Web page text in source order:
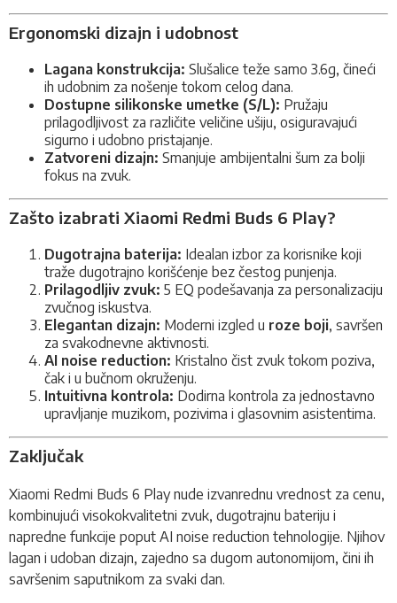
Ergonomski dizajn i udobnost
Lagana konstrukcija: Slušalice teže samo 3.6g, čineći
ih udobnim za nošenje tokom celog dana.
Dostupne silikonske umetke (S/L): Pružaju
prilagodljivost za različite veličine ušiju, osiguravajući
sigurno i udobno pristajanje.
Zatvoreni dizajn: Smanjuje ambijentalni šum za bolji
fokus na zvuk.
Zašto izabrati Xiaomi Redmi Buds 6 Play?
Dugotrajna baterija: Idealan izbor za korisnike koji
traže dugotrajno korišćenje bez čestog punjenja.
Prilagodljiv zvuk: 5 EQ podešavanja za personalizaciju
zvučnog iskustva.
Elegantan dizajn: Moderni izgled u roze boji, savršen
za svakodnevne aktivnosti.
AI noise reduction: Kristalno čist zvuk tokom poziva,
čak i u bučnom okruženju.
Intuitivna kontrola: Dodirna kontrola za jednostavno
upravljanje muzikom, pozivima i glasovnim asistentima.
Zaključak
Xiaomi Redmi Buds 6 Play nude izvanrednu vrednost za cenu,
kombinujući visokokvalitetni zvuk, dugotrajnu bateriju i
napredne funkcije poput AI noise reduction tehnologije. Njihov
lagan i udoban dizajn, zajedno sa dugom autonomijom, čini ih
savršenim saputnikom za svaki dan.